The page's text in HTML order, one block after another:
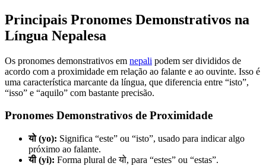
Principais Pronomes Demonstrativos na
Língua Nepalesa
Os pronomes demonstrativos em nepali podem ser divididos de
acordo com a proximidade em relação ao falante e ao ouvinte. Isso é
uma característica marcante da língua, que diferencia entre “isto”,
“isso” e “aquilo” com bastante precisão.
Pronomes Demonstrativos de Proximidade
यो (yo): Significa “este” ou “isto”, usado para indicar algo
próximo ao falante.
यी (yi): Forma plural de यो, para “estes” ou “estas”.